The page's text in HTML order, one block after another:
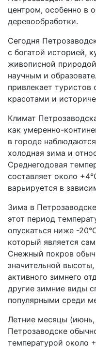
центром, особенно в
деревообработки.
Сегодня
с богатой историей,
живописной
научным и
привлекает
красотами и
Климат
как умеренно-
в городе
холодная зима и
Среднегодовая
составляет около
варьируется в
Зима в
этот период
опускаться ниже -
который является
Снежный покров
значительной
активного зимнего
другие зимние виды
популярными среди
Летние месяцы
Петрозаводске
температурой около